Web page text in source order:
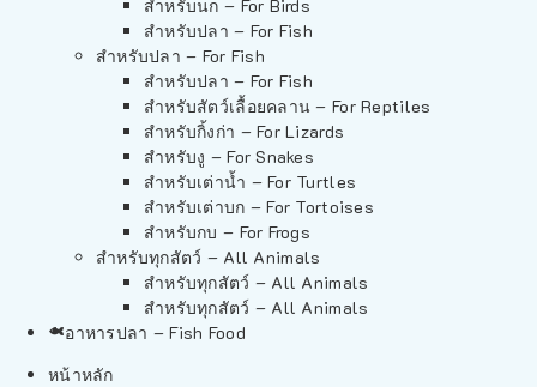
สำหรับนก – For Birds
สำหรับปลา – For Fish
สำหรับปลา – For Fish
สำหรับปลา – For Fish
สำหรับสัตว์เลื้อยคลาน – For Reptiles
สำหรับกิ้งก่า – For Lizards
สำหรับงู – For Snakes
สำหรับเต่าน้ำ – For Turtles
สำหรับเต่าบก – For Tortoises
สำหรับกบ – For Frogs
สำหรับทุกสัตว์ – All Animals
สำหรับทุกสัตว์ – All Animals
สำหรับทุกสัตว์ – All Animals
อาหารปลา – Fish Food
หน้าหลัก